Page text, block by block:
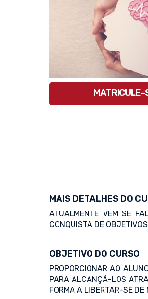
MATRICULE-
MAIS DETALHES DO
ATUALMENTE VEM SE
CONQUISTA DE
OBJETIVO DO CURSO
PROPORCIONAR AO
PARA ALCANÇÁ-LOS
FORMA A LIBERTAR-SE DE